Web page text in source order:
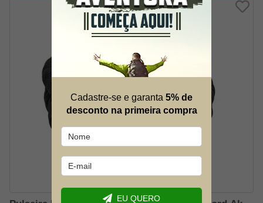
Cadastre-se e garanta 5% de
desconto na primeira compra
EU QUERO